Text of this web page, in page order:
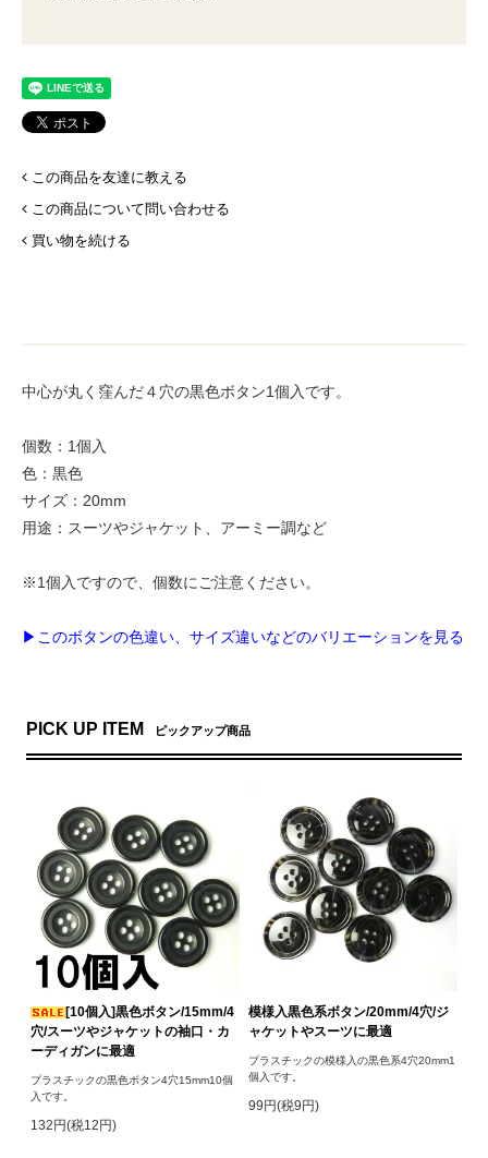
この商品を友達に教える
この商品について問い合わせる
買い物を続ける
中心が丸く窪んだ４穴の黒色ボタン1個入です。
個数：1個入
色：黒色
サイズ：20mm
用途：スーツやジャケット、アーミー調など
※1個入ですので、個数にご注意ください。
▶このボタンの色違い、サイズ違いなどのバリエーションを見る
PICK UP ITEM ピックアップ商品
[10個入]黒色ボタン/15mm/4
穴/スーツやジャケットの袖口・カ
ーディガンに最適
プラスチックの黒色ボタン4穴15mm10個
入です。
132円(税12円)
模様入黒色系ボタン/20mm/4穴/ジ
ャケットやスーツに最適
プラスチックの模様入の黒色系4穴20mm1
個入です。
99円(税9円)